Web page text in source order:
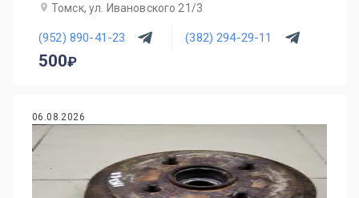
Томск, ул. Ивановского 21/3
(952) 890-41-23 (382) 294-29-11
500
06.08.2026